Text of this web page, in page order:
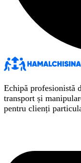
Echipă profesionistă
transport și
pentru clienți